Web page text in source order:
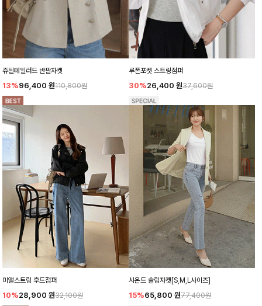
쥬딜테일러드 반팔자켓
13%96,400 원110,800원
루폰포켓 스트링점퍼
30%26,400 원37,600원
미앨스트링 후드점퍼
10%28,900 원32,100원
시온드 슬림자켓[S,M,L사이즈]
15%65,800 원77,400원